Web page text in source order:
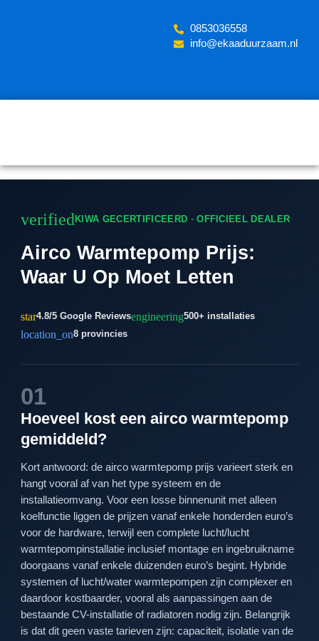
‪0853036558
info@ekaaduurzaam.nl
verified KIWA GECERTIFICEERD · OFFICIEEL DEALER
Airco Warmtepomp Prijs:
Waar U Op Moet Letten
star4.8/5 Google Reviewsengineering500+ installaties
location_on8 provincies
01
Hoeveel kost een airco warmtepomp
gemiddeld?
Kort antwoord: de airco warmtepomp prijs varieert sterk en
hangt vooral af van het type systeem en de
installatieomvang. Voor een losse binnenunit met alleen
koelfunctie liggen de prijzen vanaf enkele honderden euro’s
voor de hardware, terwijl een complete lucht/lucht
warmtepompinstallatie inclusief montage en ingebruikname
doorgaans vanaf enkele duizenden euro’s begint. Hybride
systemen of lucht/water warmtepompen zijn complexer en
daardoor kostbaarder, vooral als aanpassingen aan de
bestaande CV-installatie of radiatoren nodig zijn. Belangrijk
is dat dit geen vaste tarieven zijn: capaciteit, isolatie van de